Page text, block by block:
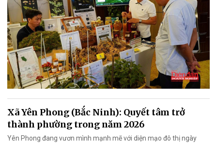
Xã Yên Phong (Bắc Ninh): Quyết tâm trở
thành phường trong năm 2026
Yên Phong đang vươn mình mạnh mẽ với diện mạo đô thị ngày